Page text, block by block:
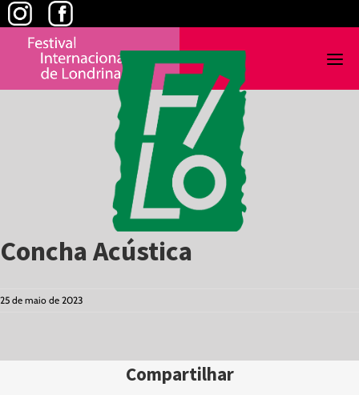
Skip
to
content
Concha Acústica
25 de maio de 2023
Compartilhar